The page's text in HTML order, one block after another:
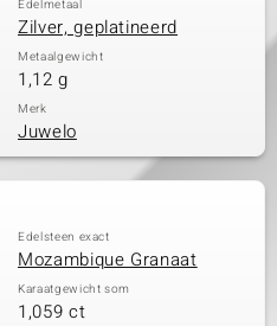
Edelmetaal
Zilver, geplatineerd
Metaalgewicht
1,12 g
Merk
Juwelo
Edelsteen exact
Mozambique Granaat
Karaatgewicht som
1,059 ct